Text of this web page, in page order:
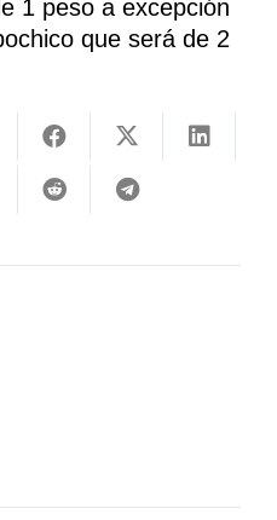
1 peso a excepción
que será de 2